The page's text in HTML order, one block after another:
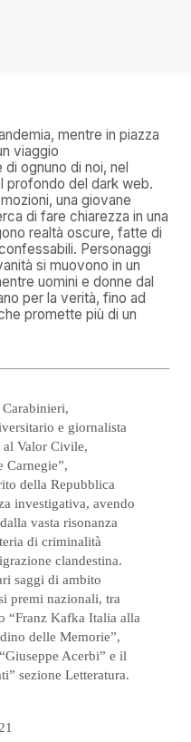
mentre in piazza
viaggio
di ognuno di noi, nel
profondo del dark web.
una giovane
di fare chiarezza in una
realtà oscure, fatte di
Personaggi
si muovono in un
uomini e donne dal
per la verità, fino ad
promette più di un
e giornalista
al Valor Civile,
Carnegie”,
della Repubblica
investigativa, avendo
vasta risonanza
di criminalità
clandestina.
saggi di ambito
premi nazionali, tra
“Franz Kafka Italia alla
delle Memorie”,
Acerbi” e il
sezione Letteratura.